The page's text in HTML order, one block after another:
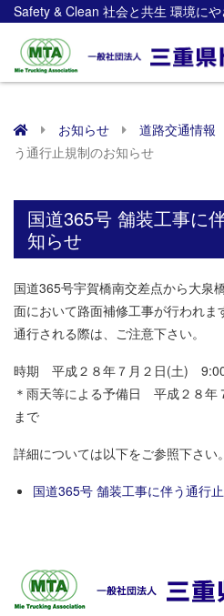
Safety & Clean 社会と共生 環境に
お知らせ 道路交通情報
う通行止規制のお知らせ
国道365号 舗装工事に
知らせ
国道365号宇賀橋南交差点から大泉
面において路面補修工事が行われま
通行される際は、ご注意下さい。
時期 平成２８年７月２日(土)
＊雨天等による予備日 平成２８年
まで
詳細については以下をご参照下さい。
国道365号 舗装工事に伴う通行